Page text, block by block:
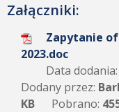
Załączniki:
Zapytanie
2023.doc
Data dodania:
Dodany przez:
KB
Pobrano: